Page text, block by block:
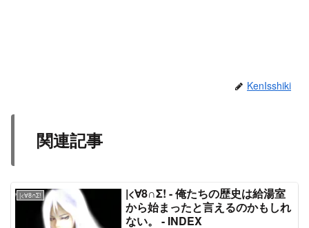
KenIsshiki
関連記事
|<∀8∩Σ!
|<∀8∩Σ! - 俺たちの歴史は給湯室
から始まったと言えるのかもしれ
ない。 - INDEX